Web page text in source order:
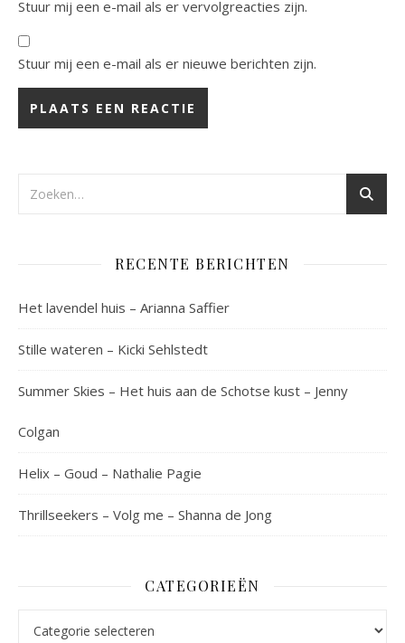
Stuur mij een e-mail als er vervolgreacties zijn.
Stuur mij een e-mail als er nieuwe berichten zijn.
RECENTE BERICHTEN
Het lavendel huis – Arianna Saffier
Stille wateren – Kicki Sehlstedt
Summer Skies – Het huis aan de Schotse kust – Jenny
Colgan
Helix – Goud – Nathalie Pagie
Thrillseekers – Volg me – Shanna de Jong
CATEGORIEËN